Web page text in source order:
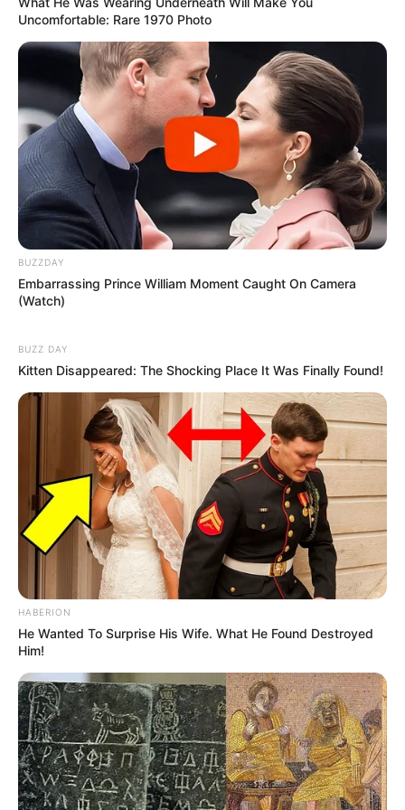
Uncomfortable: Rare 1970 Photo
BUZZDAY
Embarrassing Prince William Moment Caught On Camera
(Watch)
BUZZ DAY
Kitten Disappeared: The Shocking Place It Was Finally Found!
HABERION
He Wanted To Surprise His Wife. What He Found Destroyed
Him!